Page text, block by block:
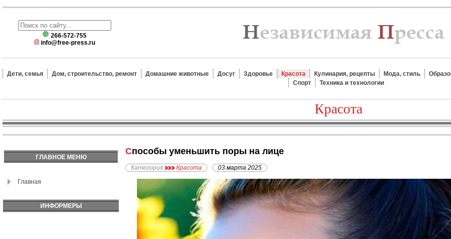
266-572-755
info@free-press.ru
Дети, семья Дом, строительство, ремонт Домашние животные Досуг Здоровье Красота Кулинария, рецепты Мода, стиль
Спорт
Техника и технологии
Красота
ГЛАВНОЕ МЕНЮ
Главная
ИНФОРМЕРЫ
Способы уменьшить поры на лице
Категория Красота 03 марта 2025